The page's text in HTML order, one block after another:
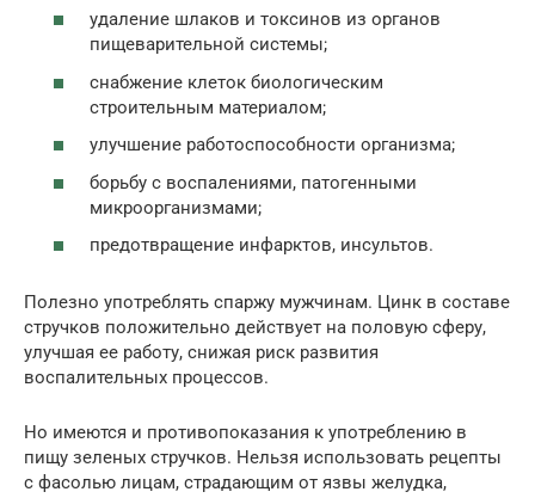
удаление шлаков и токсинов из органов
пищеварительной системы;
снабжение клеток биологическим
строительным материалом;
улучшение работоспособности организма;
борьбу с воспалениями, патогенными
микроорганизмами;
предотвращение инфарктов, инсультов.
Полезно употреблять спаржу мужчинам. Цинк в составе
стручков положительно действует на половую сферу,
улучшая ее работу, снижая риск развития
воспалительных процессов.
Но имеются и противопоказания к употреблению в
пищу зеленых стручков. Нельзя использовать рецепты
с фасолью лицам, страдающим от язвы желудка,